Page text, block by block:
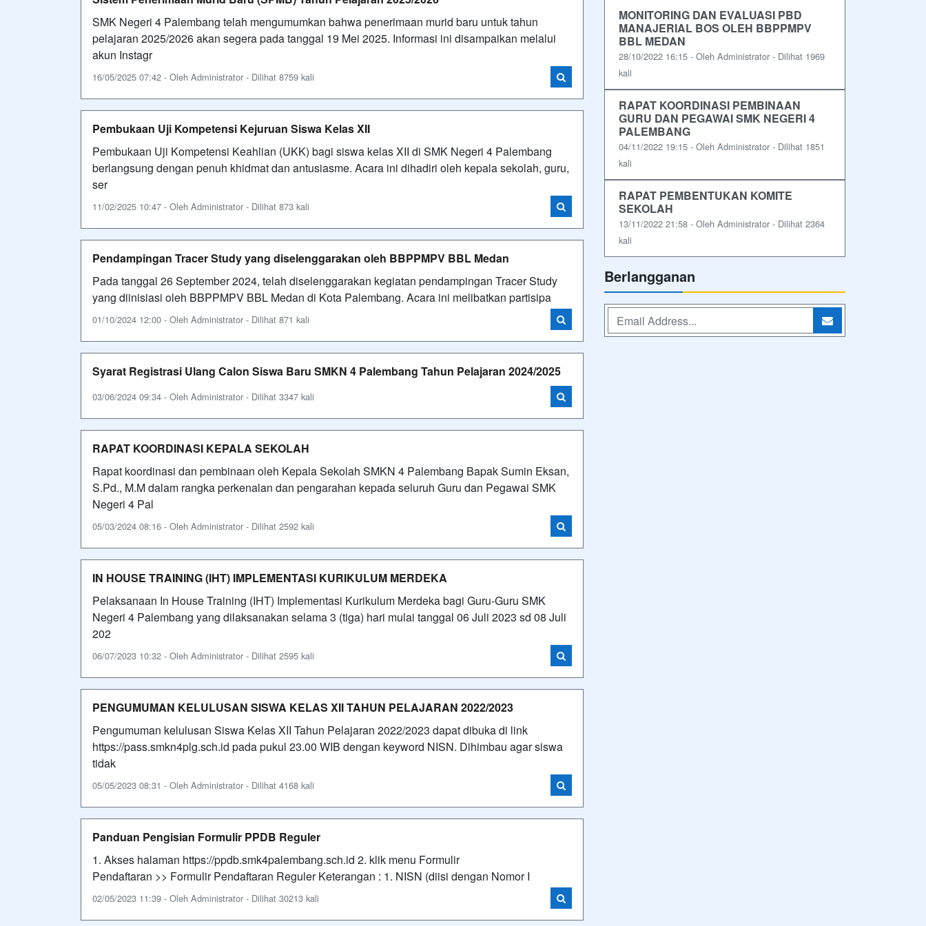
SMK Negeri 4 Palembang telah mengumumkan bahwa penerimaan murid baru untuk tahun
pelajaran 2025/2026 akan segera pada tanggal 19 Mei 2025. Informasi ini disampaikan melalui
akun Instagr
16/05/2025 07:42 - Oleh Administrator - Dilihat 8759 kali
Pembukaan Uji Kompetensi Kejuruan Siswa Kelas XII
Pembukaan Uji Kompetensi Keahlian (UKK) bagi siswa kelas XII di SMK Negeri 4 Palembang
berlangsung dengan penuh khidmat dan antusiasme. Acara ini dihadiri oleh kepala sekolah, guru,
ser
11/02/2025 10:47 - Oleh Administrator - Dilihat 873 kali
Pendampingan Tracer Study yang diselenggarakan oleh BBPPMPV BBL Medan
Pada tanggal 26 September 2024, telah diselenggarakan kegiatan pendampingan Tracer Study
yang diinisiasi oleh BBPPMPV BBL Medan di Kota Palembang. Acara ini melibatkan partisipa
01/10/2024 12:00 - Oleh Administrator - Dilihat 871 kali
Syarat Registrasi Ulang Calon Siswa Baru SMKN 4 Palembang Tahun Pelajaran 2024/2025
03/06/2024 09:34 - Oleh Administrator - Dilihat 3347 kali
RAPAT KOORDINASI KEPALA SEKOLAH
Rapat koordinasi dan pembinaan oleh Kepala Sekolah SMKN 4 Palembang Bapak Sumin Eksan,
S.Pd., M.M dalam rangka perkenalan dan pengarahan kepada seluruh Guru dan Pegawai SMK
Negeri 4 Pal
05/03/2024 08:16 - Oleh Administrator - Dilihat 2592 kali
IN HOUSE TRAINING (IHT) IMPLEMENTASI KURIKULUM MERDEKA
Pelaksanaan In House Training (IHT) Implementasi Kurikulum Merdeka bagi Guru-Guru SMK
Negeri 4 Palembang yang dilaksanakan selama 3 (tiga) hari mulai tanggal 06 Juli 2023 sd 08 Juli
202
06/07/2023 10:32 - Oleh Administrator - Dilihat 2595 kali
PENGUMUMAN KELULUSAN SISWA KELAS XII TAHUN PELAJARAN 2022/2023
Pengumuman kelulusan Siswa Kelas XII Tahun Pelajaran 2022/2023 dapat dibuka di link
https://pass.smkn4plg.sch.id pada pukul 23.00 WIB dengan keyword NISN. Dihimbau agar siswa
tidak
05/05/2023 08:31 - Oleh Administrator - Dilihat 4168 kali
Panduan Pengisian Formulir PPDB Reguler
1. Akses halaman https://ppdb.smk4palembang.sch.id 2. klik menu Formulir
Pendaftaran >> Formulir Pendaftaran Reguler Keterangan : 1. NISN (diisi dengan Nomor I
02/05/2023 11:39 - Oleh Administrator - Dilihat 30213 kali
MONITORING DAN EVALUASI PBD
MANAJERIAL BOS OLEH BBPPMPV
BBL MEDAN
28/10/2022 16:15 - Oleh Administrator - Dilihat 1969
kali
RAPAT KOORDINASI PEMBINAAN
GURU DAN PEGAWAI SMK NEGERI 4
PALEMBANG
04/11/2022 19:15 - Oleh Administrator - Dilihat 1851
kali
RAPAT PEMBENTUKAN KOMITE
SEKOLAH
13/11/2022 21:58 - Oleh Administrator - Dilihat 2364
kali
Berlangganan